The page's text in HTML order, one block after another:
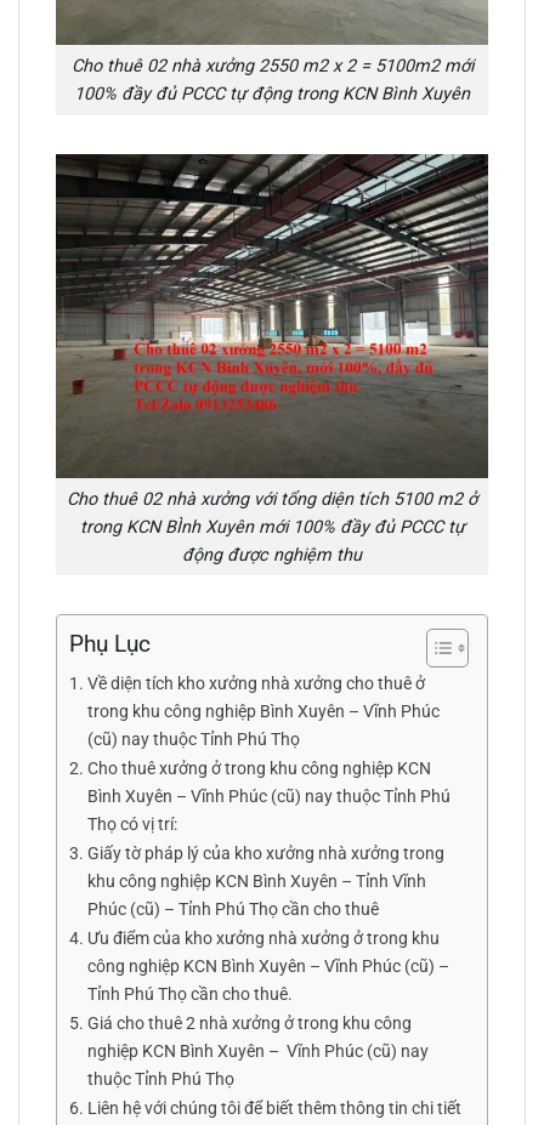
Cho thuê 02 nhà xưởng 2550 m2 x 2 = 5100m2 mới
100% đầy đủ PCCC tự động trong KCN Bình Xuyên
Cho thuê 02 nhà xưởng với tổng diện tích 5100 m2 ở
trong KCN BÌnh Xuyên mới 100% đầy đủ PCCC tự
động được nghiệm thu
Phụ Lục
Về diện tích kho xưởng nhà xưởng cho thuê ở
trong khu công nghiệp Bình Xuyên – Vĩnh Phúc
(cũ) nay thuộc Tỉnh Phú Thọ
Cho thuê xưởng ở trong khu công nghiệp KCN
Bình Xuyên – Vĩnh Phúc (cũ) nay thuộc Tỉnh Phú
Thọ có vị trí:
Giấy tờ pháp lý của kho xưởng nhà xưởng trong
khu công nghiệp KCN Bình Xuyên – Tỉnh Vĩnh
Phúc (cũ) – Tỉnh Phú Thọ cần cho thuê
Ưu điểm của kho xưởng nhà xưởng ở trong khu
công nghiệp KCN Bình Xuyên – Vĩnh Phúc (cũ) –
Tỉnh Phú Thọ cần cho thuê.
Giá cho thuê 2 nhà xưởng ở trong khu công
nghiệp KCN Bình Xuyên – Vĩnh Phúc (cũ) nay
thuộc Tỉnh Phú Thọ
Liên hệ với chúng tôi để biết thêm thông tin chi tiết